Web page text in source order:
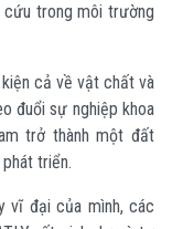
cứu trong môi trường
cả về vật chất và
đuổi sự nghiệp khoa
trở thành một đất
triển.
vĩ đại của mình, các